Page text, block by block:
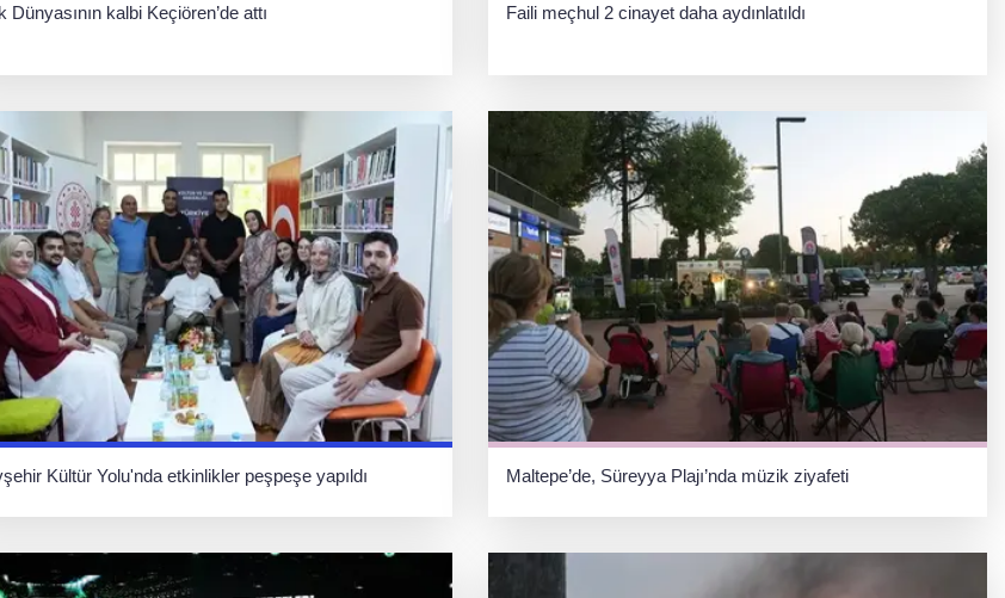
Dünyasının kalbi Keçiören’de attı Faili meçhul 2 cinayet daha aydınlatıldı
Kültür Yolu'nda etkinlikler peşpeşe yapıldı Maltepe’de, Süreyya Plajı’nda müzik ziyafeti